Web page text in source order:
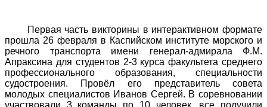
Первая часть викторины в интерактивном формате
прошла 26 февраля в Каспийском институте морского и
речного транспорта имени генерал-адмирала Ф.М.
Апраксина для студентов 2-3 курса факультета среднего
профессионального образования, специальности
судостроения. Провёл его представитель совета
молодых специалистов Иванов Сергей. В соревновании
участвовали 3 команды по 10 человек, все получили